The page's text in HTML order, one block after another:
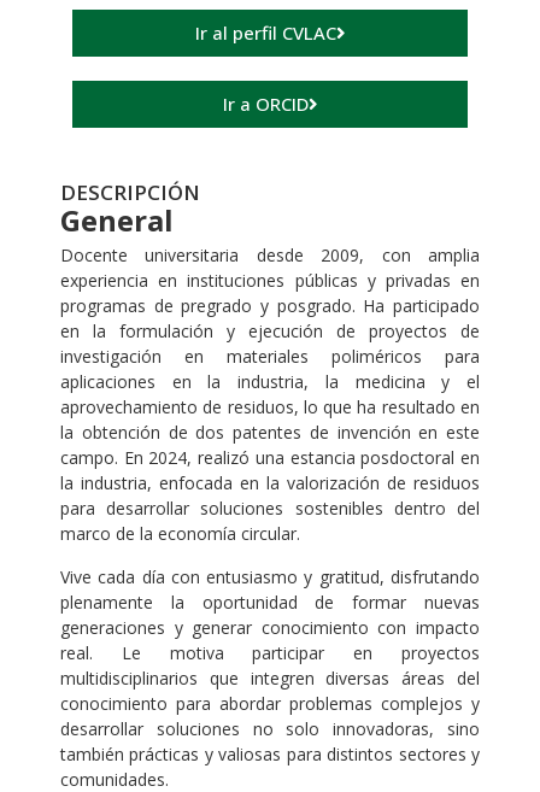
Ir al perfil CVLAC
Ir a ORCID
DESCRIPCIÓN
General
Docente universitaria desde 2009, con amplia
experiencia en instituciones públicas y privadas en
programas de pregrado y posgrado. Ha participado
en la formulación y ejecución de proyectos de
investigación en materiales poliméricos para
aplicaciones en la industria, la medicina y el
aprovechamiento de residuos, lo que ha resultado en
la obtención de dos patentes de invención en este
campo. En 2024, realizó una estancia posdoctoral en
la industria, enfocada en la valorización de residuos
para desarrollar soluciones sostenibles dentro del
marco de la economía circular.
Vive cada día con entusiasmo y gratitud, disfrutando
plenamente la oportunidad de formar nuevas
generaciones y generar conocimiento con impacto
real. Le motiva participar en proyectos
multidisciplinarios que integren diversas áreas del
conocimiento para abordar problemas complejos y
desarrollar soluciones no solo innovadoras, sino
también prácticas y valiosas para distintos sectores y
comunidades.